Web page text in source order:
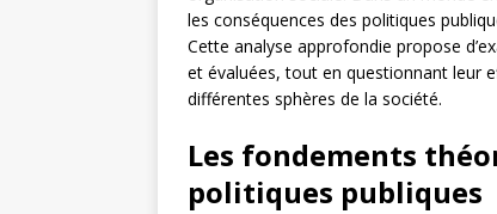
les conséquences des politiques
Cette analyse approfondie propose
et évaluées, tout en questionnant leur
différentes sphères de la société.
Les fondements
politiques publiques